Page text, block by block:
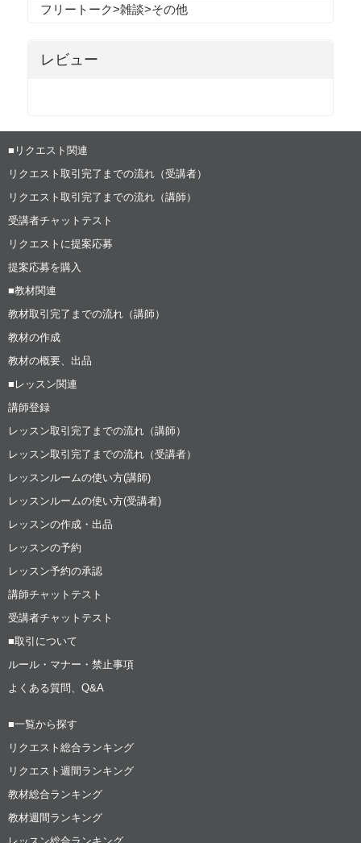
フリートーク>雑談>その他
レビュー
■リクエスト関連
リクエスト取引完了までの流れ（受講者）
リクエスト取引完了までの流れ（講師）
受講者チャットテスト
リクエストに提案応募
提案応募を購入
■教材関連
教材取引完了までの流れ（講師）
教材の作成
教材の概要、出品
■レッスン関連
講師登録
レッスン取引完了までの流れ（講師）
レッスン取引完了までの流れ（受講者）
レッスンルームの使い方(講師)
レッスンルームの使い方(受講者)
レッスンの作成・出品
レッスンの予約
レッスン予約の承認
講師チャットテスト
受講者チャットテスト
■取引について
ルール・マナー・禁止事項
よくある質問、Q&A
■一覧から探す
リクエスト総合ランキング
リクエスト週間ランキング
教材総合ランキング
教材週間ランキング